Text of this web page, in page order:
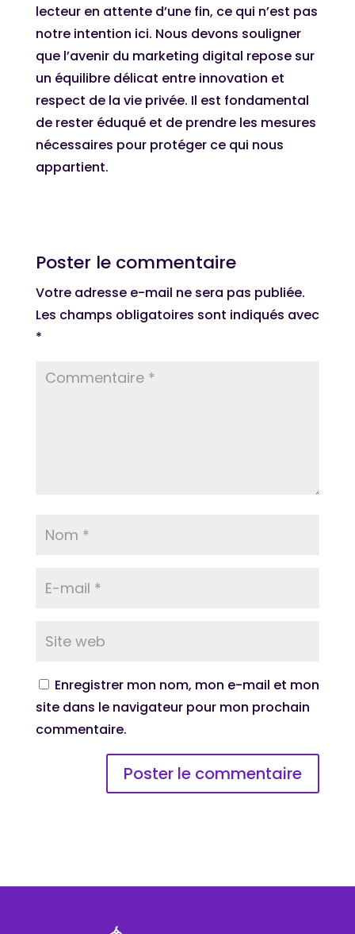
lecteur en attente d’une fin, ce qui n’est pas
notre intention ici. Nous devons souligner
que l’avenir du marketing digital repose sur
un équilibre délicat entre innovation et
respect de la vie privée. Il est fondamental
de rester éduqué et de prendre les mesures
nécessaires pour protéger ce qui nous
appartient.
Poster le commentaire
Votre adresse e-mail ne sera pas publiée.
Les champs obligatoires sont indiqués avec
*
Enregistrer mon nom, mon e-mail et mon
site dans le navigateur pour mon prochain
commentaire.